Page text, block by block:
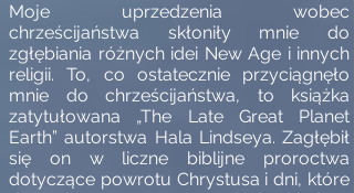
Moje uprzedzenia wobec
chrześcijaństwa skłoniły mnie do
zgłębiania różnych idei New Age i innych
religii. To, co ostatecznie przyciągnęło
mnie do chrześcijaństwa, to książka
zatytułowana „The Late Great Planet
Earth” autorstwa Hala Lindseya. Zagłębił
się on w liczne biblijne proroctwa
dotyczące powrotu Chrystusa i dni, które